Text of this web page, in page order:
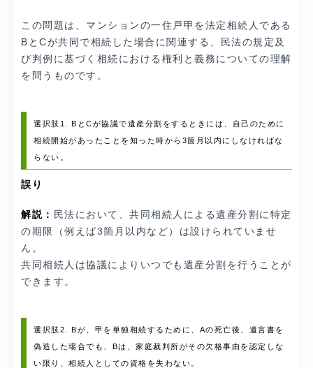
この問題は、マンションの一住戸甲を法定相続人である
BとCが共同で相続した場合に関連する、民法の規定及
び判例に基づく相続における権利と義務についての理解
を問うものです。
選択肢1. BとCが協議で遺産分割をするときには、自己のために
相続開始があったことを知った時から3箇月以内にしなければな
らない。
誤り
解説： 民法において、共同相続人による遺産分割に特定
の期限（例えば3箇月以内など）は設けられていませ
ん。
共同相続人は協議によりいつでも遺産分割を行うことが
できます。
選択肢2. Bが、甲を単独相続するために、Aの死亡後、遺言書を
偽造した場合でも、Bは、家庭裁判所がその欠格事由を認定しな
い限り、相続人としての資格を失わない。